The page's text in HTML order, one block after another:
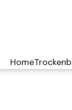
Home